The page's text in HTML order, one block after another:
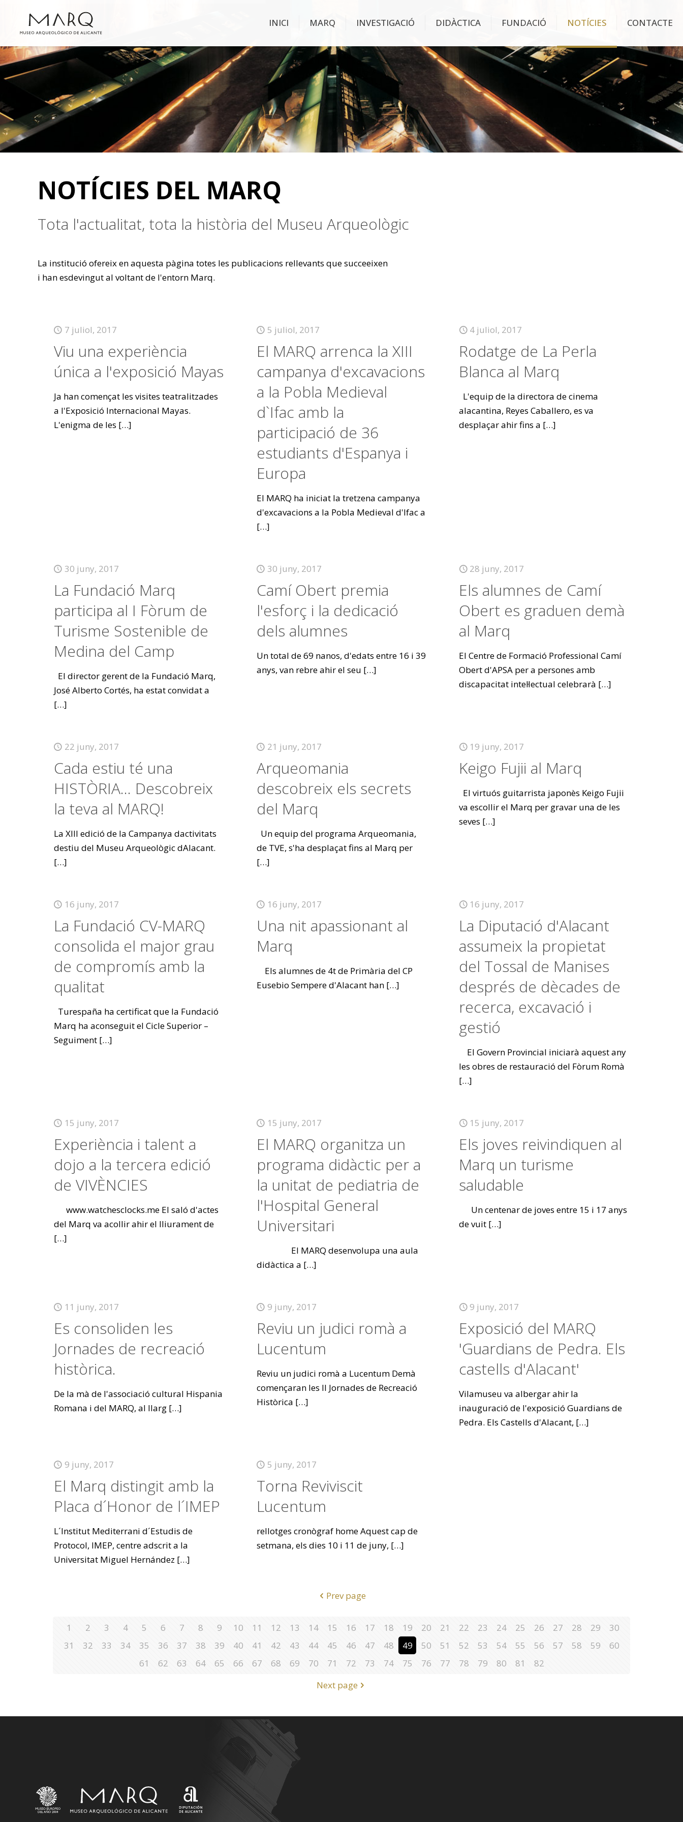
INICI MARQ INVESTIGACIÓ DIDÀCTICA FUNDACIÓ NOTÍCIES CONTACTE
NOTÍCIES DEL MARQ
Tota l'actualitat, tota la història del Museu Arqueològic
La institució ofereix en aquesta pàgina totes les publicacions rellevants que succeeixen
i han esdevingut al voltant de l'entorn Marq.
7 juliol, 2017
Viu una experiència
única a l'exposició Mayas
Ja han començat les visites teatralitzades
a l'Exposició Internacional Mayas.
L'enigma de les […]
5 juliol, 2017
El MARQ arrenca la XIII
campanya d'excavacions
a la Pobla Medieval
d`Ifac amb la
participació de 36
estudiants d'Espanya i
Europa
El MARQ ha iniciat la tretzena campanya
d'excavacions a la Pobla Medieval d'Ifac a
[…]
4 juliol, 2017
Rodatge de La Perla
Blanca al Marq
L'equip de la directora de cinema
alacantina, Reyes Caballero, es va
desplaçar ahir fins a […]
30 juny, 2017
La Fundació Marq
participa al I Fòrum de
Turisme Sostenible de
Medina del Camp
El director gerent de la Fundació Marq,
José Alberto Cortés, ha estat convidat a
[…]
30 juny, 2017
Camí Obert premia
l'esforç i la dedicació
dels alumnes
Un total de 69 nanos, d'edats entre 16 i 39
anys, van rebre ahir el seu […]
28 juny, 2017
Els alumnes de Camí
Obert es graduen demà
al Marq
El Centre de Formació Professional Camí
Obert d'APSA per a persones amb
discapacitat intel·lectual celebrarà […]
22 juny, 2017
Cada estiu té una
HISTÒRIA… Descobreix
la teva al MARQ!
La XIII edició de la Campanya dactivitats
destiu del Museu Arqueològic dAlacant.
[…]
21 juny, 2017
Arqueomania
descobreix els secrets
del Marq
Un equip del programa Arqueomania,
de TVE, s'ha desplaçat fins al Marq per
[…]
19 juny, 2017
Keigo Fujii al Marq
El virtuós guitarrista japonès Keigo Fujii
va escollir el Marq per gravar una de les
seves […]
16 juny, 2017
La Fundació CV-MARQ
consolida el major grau
de compromís amb la
qualitat
Turespaña ha certificat que la Fundació
Marq ha aconseguit el Cicle Superior –
Seguiment[…]
16 juny, 2017
Una nit apassionant al
Marq
Els alumnes de 4t de Primària del CP
Eusebio Sempere d'Alacant han[…]
16 juny, 2017
La Diputació d'Alacant
assumeix la propietat
del Tossal de Manises
després de dècades de
recerca, excavació i
gestió
El Govern Provincial iniciarà aquest any
les obres de restauració del Fòrum Romà
[…]
15 juny, 2017
Experiència i talent a
dojo a la tercera edició
de VIVÈNCIES
www.watchesclocks.me El saló d'actes
del Marq va acollir ahir el lliurament de
[…]
15 juny, 2017
El MARQ organitza un
programa didàctic per a
la unitat de pediatria de
l'Hospital General
Universitari
El MARQ desenvolupa una aula
didàctica a […]
15 juny, 2017
Els joves reivindiquen al
Marq un turisme
saludable
Un centenar de joves entre 15 i 17 anys
de vuit […]
11 juny, 2017
Es consoliden les
Jornades de recreació
històrica.
De la mà de l'associació cultural Hispania
Romana i del MARQ, al llarg[…]
9 juny, 2017
Reviu un judici romà a
Lucentum
Reviu un judici romà a Lucentum Demà
començaran les II Jornades de Recreació
Històrica […]
9 juny, 2017
Exposició del MARQ
'Guardians de Pedra. Els
castells d'Alacant'
Vilamuseu va albergar ahir la
inauguració de l'exposició Guardians de
Pedra. Els Castells d'Alacant, […]
9 juny, 2017
El Marq distingit amb la
Placa d´Honor de l´IMEP
L´Institut Mediterrani d´Estudis de
Protocol, IMEP, centre adscrit a la
Universitat Miguel Hernández […]
5 juny, 2017
Torna Reviviscit
Lucentum
rellotges cronògraf home Aquest cap de
setmana, els dies 10 i 11 de juny, […]
Prev page
1 2 3 4 5 6 7 8 9 10 11 12 13 14 15 16 17 18 19 20 21 22 23 24 25 26 27 28 29
30
31
32 33 34 35 36 37 38 39 40 41 42 43 44 45 46 47 48 49 50 51 52 53 54 55 56 57 58 59
60
61
62 63 64 65 66 67 68 69 70 71 72 73 74 75 76 77 78 79 80 81
82
Next page